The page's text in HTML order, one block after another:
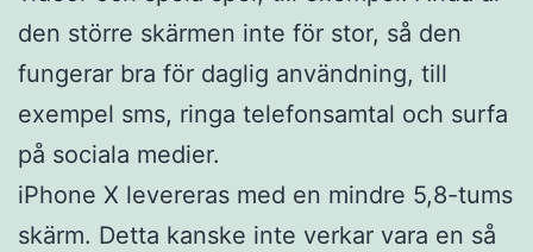
den större skärmen inte för stor, så den
fungerar bra för daglig användning, till
exempel sms, ringa telefonsamtal och surfa
på sociala medier.
iPhone X levereras med en mindre 5,8-tums
skärm. Detta kanske inte verkar vara en så